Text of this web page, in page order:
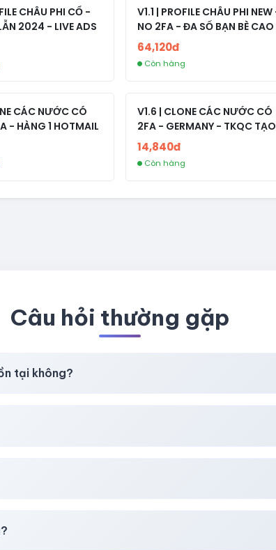
CHÂU PHI CỔ -
2024 - LIVE ADS
V1.1 | PROFILE CHÂU PHI
NO 2FA - ĐA SỐ BẠN BÈ CAO
64,120đ
Còn hàng
CÁC NƯỚC CÓ
- HÀNG 1 HOTMAIL
V1.6 | CLONE CÁC NƯỚC CÓ
2FA - GERMANY - TKQC TẠO
TRÊN 3 NGÀY - LIVE ADS -
fviainboxes.com - CLONE
NEW KHÔNG BẢO HÀNH
14,840đ
Còn hàng
Câu hỏi thường gặp
tại không?